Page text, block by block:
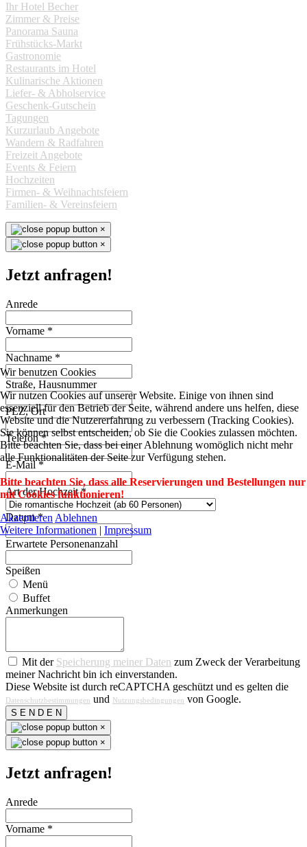
Wir benutzen Cookies
Wir nutzen Cookies auf unserer Website. Einige von ihnen sind
essenziell für den Betrieb der Seite, während andere uns helfen, diese
Website und die Nutzererfahrung zu verbessern (Tracking Cookies).
Sie können selbst entscheiden, ob Sie die Cookies zulassen möchten.
Bitte beachten Sie, dass bei einer Ablehnung womöglich nicht mehr
alle Funktionalitäten der Seite zur Verfügung stehen.
Bitte beachten Sie, dass alle Reservierungen und Bestellungen nur
mit Cookies funktionieren!
Akzeptieren Ablehnen
Weitere Informationen | Impressum
Ihr Hotel Becher
Zimmer & Preise
Panorama Sauna
Frühstücks-Markt
Gastronomie
Restaurants im Hotel
Kulinarische Aktionen
Liefer- & Abholservice
Geschenk-Gutschein
Tagungen
Kurzurlaub Angebote
Wandern & Radfahren
Freizeit Angebote
Events & Feiern
Hochzeiten
Firmen- & Weihnachtsfeiern
Familien- & Vereinsfeiern
×
×
Jetzt anfragen!
Anrede
Vorname *
Nachname *
Straße, Hausnummer
PLZ, Ort
Telefon*
E-Mail*
Art der Hochzeit*
Datum*
Erwartete Personenanzahl
Speißen
Menü
Buffet
Anmerkungen
Mit der Speicherung meiner Daten zum Zweck der Verarbeitung
meiner Nachricht bin ich einverstanden.
Diese Website ist durch reCAPTCHA geschützt und es gelten die
Datenschutzbestimmungen und Nutzungsbedingungen von Google.
S E N D E N
×
×
Jetzt anfragen!
Anrede
Vorname *